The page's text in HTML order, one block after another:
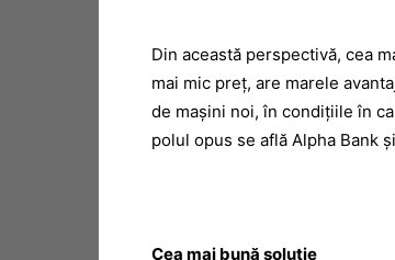
Din această perspectivă, cea
mai mic preț, are marele
de mașini noi, în condițiile în
polul opus se află Alpha Bank
Cea mai bună soluție